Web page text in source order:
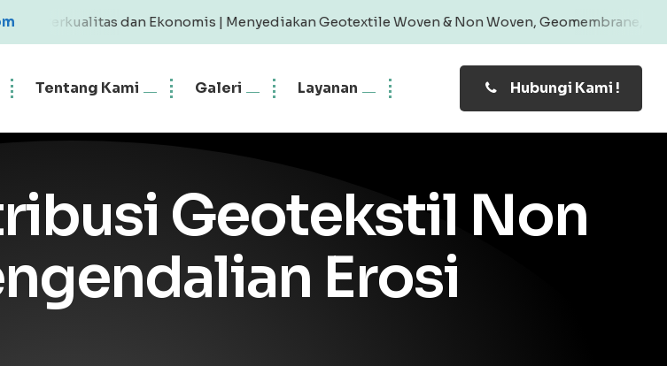
dan Ekonomis | Menyediakan Geotextile Woven & Non Woven, Geomembrane, Geobag,
Tentang Kami Galeri Layanan Hubungi Kami !
Geotekstil Non
Erosi